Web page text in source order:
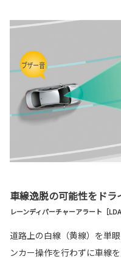
車線逸脱の可能性をドラ
レーンディパーチャーアラート［LDA
道路上の白線（黄線）を単
ンカー操作を行わずに車線